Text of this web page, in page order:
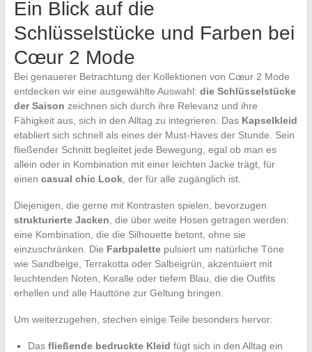
Ein Blick auf die
Schlüsselstücke und Farben bei
Cœur 2 Mode
Bei genauerer Betrachtung der Kollektionen von Cœur 2 Mode
entdecken wir eine ausgewählte Auswahl: die Schlüsselstücke
der Saison zeichnen sich durch ihre Relevanz und ihre
Fähigkeit aus, sich in den Alltag zu integrieren. Das Kapselkleid
etabliert sich schnell als eines der Must-Haves der Stunde. Sein
fließender Schnitt begleitet jede Bewegung, egal ob man es
allein oder in Kombination mit einer leichten Jacke trägt, für
einen casual chic Look, der für alle zugänglich ist.
Diejenigen, die gerne mit Kontrasten spielen, bevorzugen
strukturierte Jacken , die über weite Hosen getragen werden:
eine Kombination, die die Silhouette betont, ohne sie
einzuschränken. Die Farbpalettepulsiert um natürliche Töne
wie Sandbeige, Terrakotta oder Salbeigrün, akzentuiert mit
leuchtenden Noten, Koralle oder tiefem Blau, die die Outfits
erhellen und alle Hauttöne zur Geltung bringen.
Um weiterzugehen, stechen einige Teile besonders hervor:
Das fließende bedruckte Kleid fügt sich in den Alltag ein